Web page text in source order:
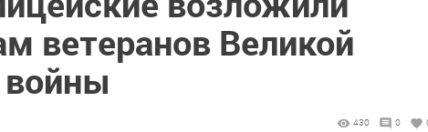
ветеранов Великой
войны
430 0